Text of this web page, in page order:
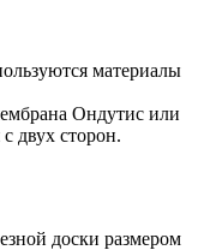
материалы
Ондутис или
двух сторон.
доски размером